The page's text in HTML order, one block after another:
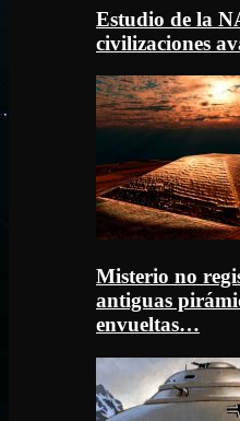
Estudio de la
civilizaciones
Misterio no
antiguas
envueltas…